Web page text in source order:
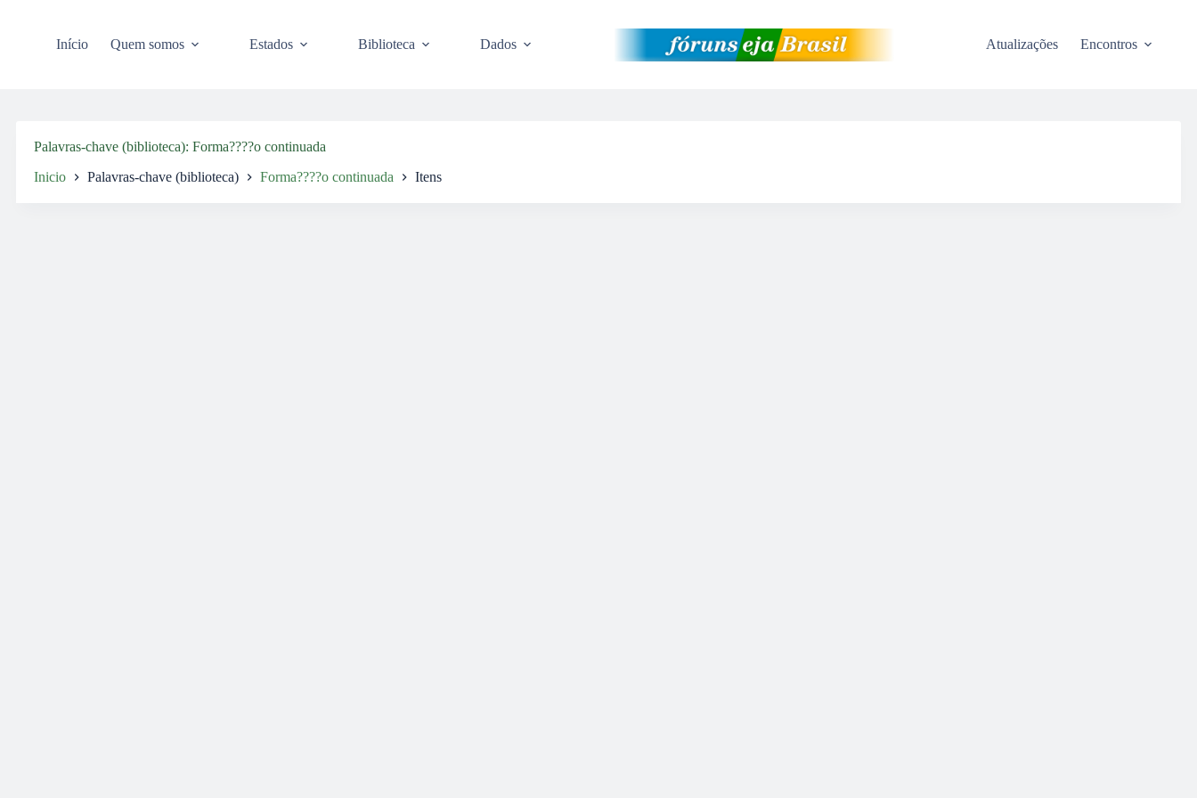
Início Quem somos Estados Biblioteca Dados Atualizações Encontros
Palavras-chave (biblioteca) Forma????o continuada
Inicio Palavras-chave (biblioteca) Forma????o continuada Itens